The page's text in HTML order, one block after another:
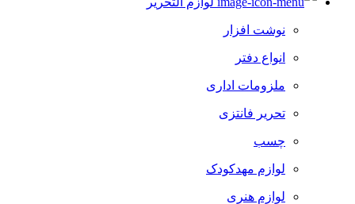
نوشت افزار
انواع دفتر
ملزومات اداری
تحریر فانتزی
چسب
لوازم مهدکودک
لوازم هنری